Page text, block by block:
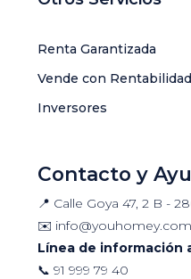
Renta Garantizada
Vende con Rentabilidad
Inversores
Contacto y
📍 Calle Goya 47, 2 B -
✉️ info@youhomey.com
Línea de información
📞 91 999 79 40